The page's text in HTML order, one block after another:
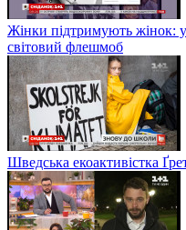
Жінки підтримують жінок:
світовий флешмоб
Шведська екоактивістка